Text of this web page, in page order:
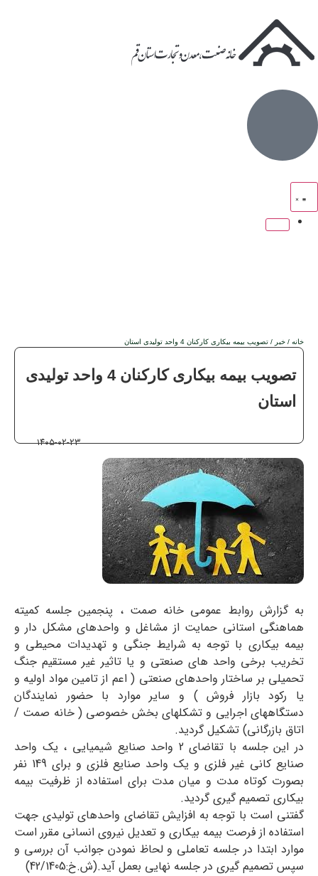
خانه / خبر / تصویب بیمه بیکاری کارکنان 4 واحد تولیدی استان
تصویب بیمه بیکاری کارکنان 4 واحد تولیدی
استان
۱۴۰۵-۰۲-۲۳
به گزارش روابط عمومی خانه صمت ، پنجمین جلسه کمیته
هماهنگی استانی حمایت از مشاغل و واحدهای مشکل دار و
بیمه بیکاری با توجه به شرایط جنگی و تهدیدات محیطی و
تخریب برخی واحد های صنعتی و یا تاثیر غیر مستقیم جنگ
تحمیلی بر ساختار واحدهای صنعتی ( اعم از تامین مواد اولیه و
یا رکود بازار فروش ) و سایر موارد با حضور نمایندگان
دستگاههای اجرایی و تشکلهای بخش خصوصی ( خانه صمت /
اتاق بازرگانی) تشکیل گردید.
در این جلسه با تقاضای 2 واحد صنایع شیمیایی ، یک واحد
صنایع کانی غیر فلزی و یک واحد صنایع فلزی و برای 149 نفر
بصورت کوتاه مدت و میان مدت برای استفاده از ظرفیت بیمه
بیکاری تصمیم گیری گردید.
گفتنی است با توجه به افزایش تقاضای واحدهای تولیدی جهت
استفاده از فرصت بیمه بیکاری و تعدیل نیروی انسانی مقرر است
موارد ابتدا در جلسه تعاملی و لحاظ نمودن جوانب آن بررسی و
سپس تصمیم گیری در جلسه نهایی بعمل آید.(ش.خ:42/1405)